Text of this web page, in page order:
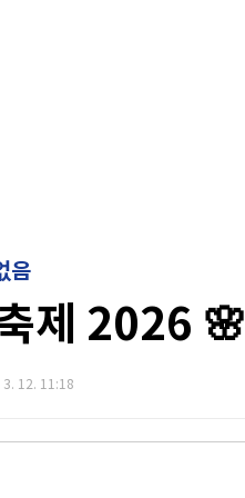
음
제 2026 🌸
3. 12. 11:18